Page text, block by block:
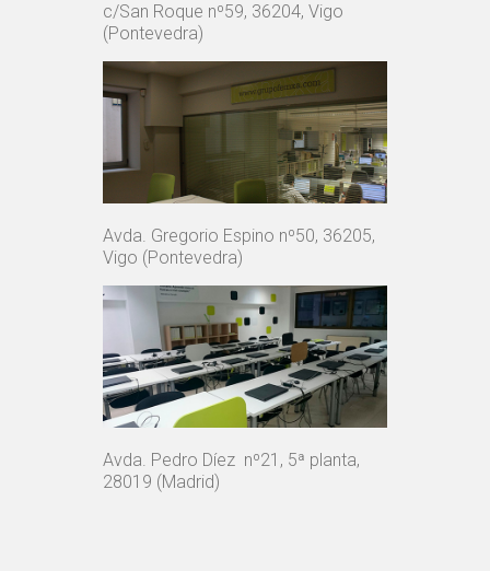
c/San Roque nº59, 36204, Vigo
(Pontevedra)
Avda. Gregorio Espino nº50, 36205,
Vigo (Pontevedra)
Avda. Pedro Díez nº21, 5ª planta,
28019 (Madrid)